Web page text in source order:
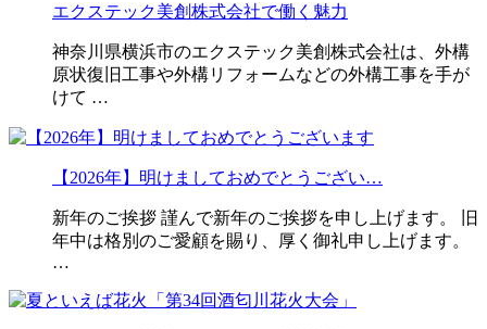
エクステック美創株式会社で働く魅力
神奈川県横浜市のエクステック美創株式会社は、外構
原状復旧工事や外構リフォームなどの外構工事を手が
けて …
【2026年】明けましておめでとうござい…
新年のご挨拶 謹んで新年のご挨拶を申し上げます。 旧
年中は格別のご愛顧を賜り、厚く御礼申し上げます。
…